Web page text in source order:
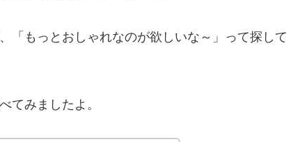
「もっとおしゃれなのが欲しいな～」って探して
てみましたよ。